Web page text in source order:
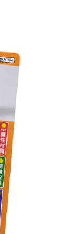
取消訂單，請聯絡
示為準，若有關於
「AFTEE先享後付
home
付」服務完成之交
關給付款項請求債
意方可使用
公司不負相關責
狀況，依本公司即
公司將視審查結果
惡意使用之情形，
取法律行動。